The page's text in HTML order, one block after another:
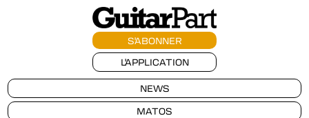
S'ABONNER
L'APPLICATION
NEWS
MATOS